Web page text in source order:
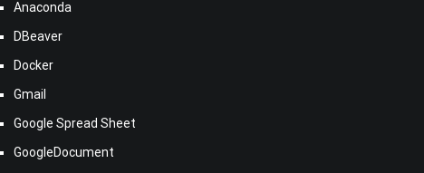
Anaconda
DBeaver
Docker
Gmail
Google Spread Sheet
GoogleDocument